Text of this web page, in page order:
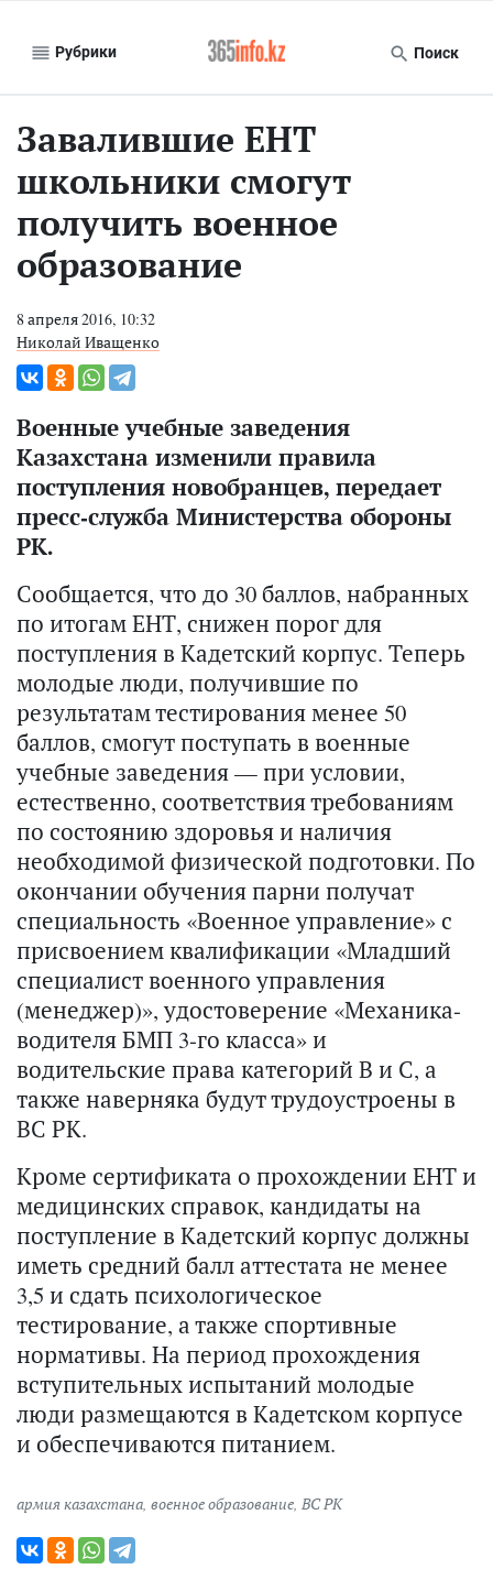
Рубрики Поиск
Завалившие ЕНТ
школьники смогут
получить военное
образование
8 апреля 2016, 10:32
Николай Иващенко
Военные учебные заведения
Казахстана изменили правила
поступления новобранцев, передает
пресс-служба Министерства обороны
РК.
Сообщается, что до 30 баллов, набранных
по итогам ЕНТ, снижен порог для
поступления в Кадетский корпус. Теперь
молодые люди, получившие по
результатам тестирования менее 50
баллов, смогут поступать в военные
учебные заведения — при условии,
естественно, соответствия требованиям
по состоянию здоровья и наличия
необходимой физической подготовки. По
окончании обучения парни получат
специальность «Военное управление» с
присвоением квалификации «Младший
специалист военного управления
(менеджер)», удостоверение «Механика-
водителя БМП 3-го класса» и
водительские права категорий В и С, а
также наверняка будут трудоустроены в
ВС РК.
Кроме сертификата о прохождении ЕНТ и
медицинских справок, кандидаты на
поступление в Кадетский корпус должны
иметь средний балл аттестата не менее
3,5 и сдать психологическое
тестирование, а также спортивные
нормативы. На период прохождения
вступительных испытаний молодые
люди размещаются в Кадетском корпусе
и обеспечиваются питанием.
армия казахстана, военное образование, ВС РК